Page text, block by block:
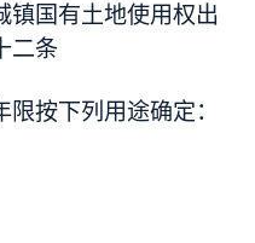
镇国有土地使用权出
二条
按下列用途确定：